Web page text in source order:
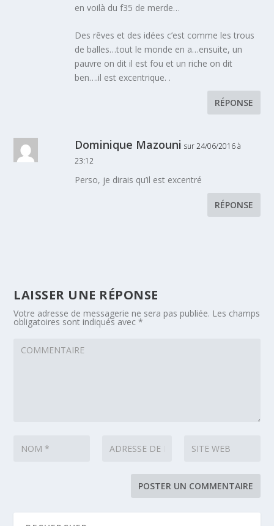
en voilà du f35 de merde…
Des rêves et des idées c’est comme les trous
de balles…tout le monde en a…ensuite, un
pauvre on dit il est fou et un riche on dit
ben….il est excentrique. .
RÉPONSE
Dominique Mazouni sur 24/06/2016 à
23:12
Perso, je dirais qu’il est excentré
RÉPONSE
LAISSER UNE RÉPONSE
Votre adresse de messagerie ne sera pas publiée. Les champs
obligatoires sont indiqués avec*